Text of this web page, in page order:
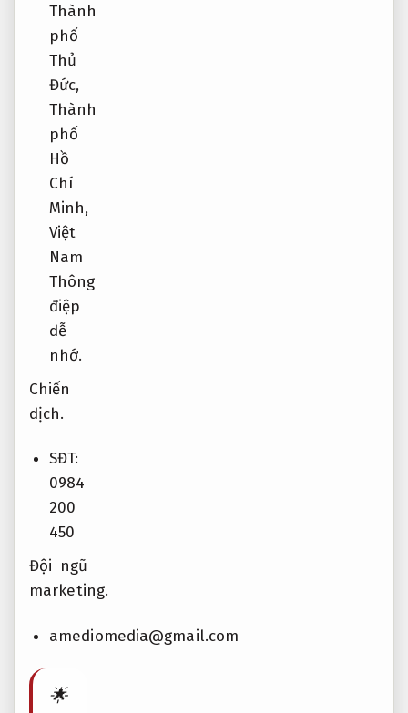
Thành
phố
Thủ
Đức,
Thành
phố
Hồ
Chí
Minh,
Việt
Nam
Thông
điệp
dễ
nhớ.
Chiến
dịch.
SĐT:
0984
200
450
Đội ngũ
marketing.
amediomedia@gmail.com
🌟